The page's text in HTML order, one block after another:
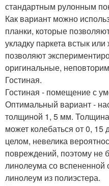
стандартным рулонным
Как вариант можно
планки, которые
укладку паркета встык
позволяют
оригинальные,
Гостиная.
Гостиная - помещение с
Оптимальный вариант -
толщиной 1, 5 мм.
может колебаться от 0, 15
целом, невелика
повреждений, поэтому не
линолеума со вспененной
линолеум из полиэстера.